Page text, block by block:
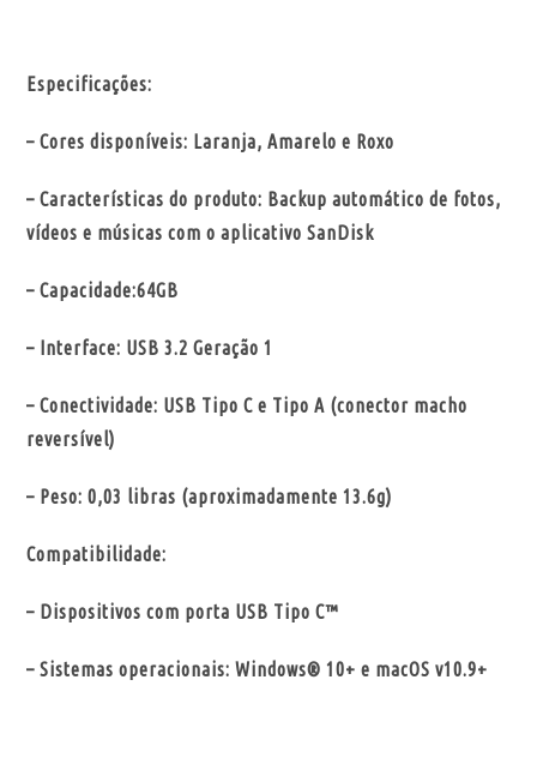
Especificações:
–Cores disponíveis: Laranja, Amarelo e Roxo
– Características do produto: Backup automático de fotos,
vídeos e músicas com o aplicativo SanDisk
– Capacidade:64GB
– Interface: USB 3.2 Geração 1
– Conectividade: USB Tipo C e Tipo A (conector macho
reversível)
– Peso: 0,03 libras (aproximadamente 13.6g)
Compatibilidade:
– Dispositivos com porta USB Tipo C™
– Sistemas operacionais: Windows® 10+ e macOS v10.9+